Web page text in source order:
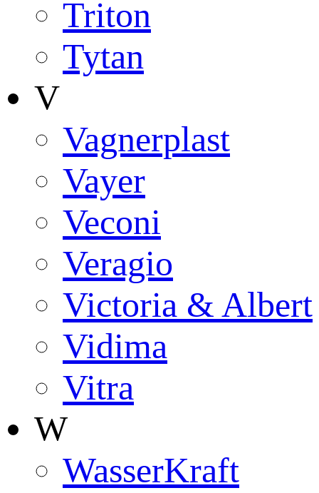
Triton
Tytan
V
Vagnerplast
Vayer
Veconi
Veragio
Victoria & Albert
Vidima
Vitra
W
WasserKraft